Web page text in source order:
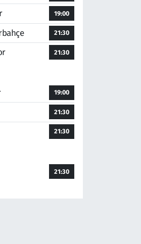
19:00
21:30
21:30
19:00
21:30
21:30
21:30